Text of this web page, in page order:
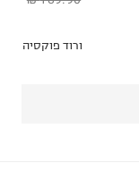
ורוד פוקסיה